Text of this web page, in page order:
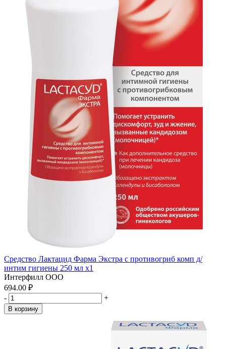
Средство Лактацид Фарма Экстра с противогриб комп д/
интим гигиены 250 мл x1
Интерфилл ООО
694.00 ₽
-
+
В корзину